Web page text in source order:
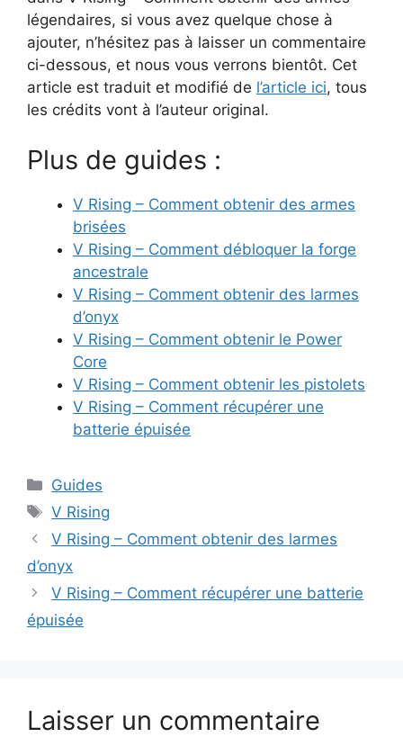
légendaires, si vous avez quelque chose à
ajouter, n’hésitez pas à laisser un commentaire
ci-dessous, et nous vous verrons bientôt. Cet
article est traduit et modifié de l’article ici, tous
les crédits vont à l’auteur original.
Plus de guides :
V Rising – Comment obtenir des armes
brisées
V Rising – Comment débloquer la forge
ancestrale
V Rising – Comment obtenir des larmes
d’onyx
V Rising – Comment obtenir le Power
Core
V Rising – Comment obtenir les pistolets
V Rising – Comment récupérer une
batterie épuisée
Catégories
Guides
Étiquettes
V Rising
V Rising – Comment obtenir des larmes
d’onyx
V Rising – Comment récupérer une batterie
épuisée
Laisser un commentaire